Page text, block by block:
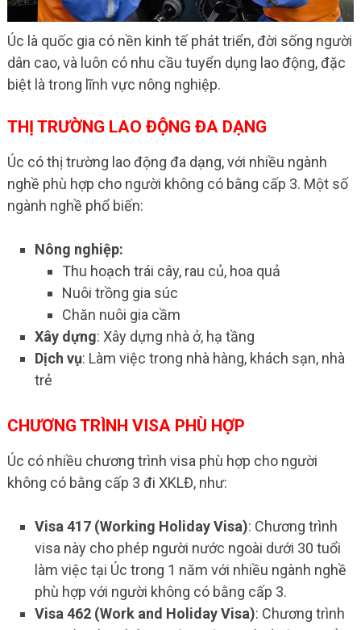
Úc là quốc gia có nền kinh tế phát triển, đời sống người
dân cao, và luôn có nhu cầu tuyển dụng lao động, đặc
biệt là trong lĩnh vực nông nghiệp.
THỊ TRƯỜNG LAO ĐỘNG ĐA DẠNG
Úc có thị trường lao động đa dạng, với nhiều ngành
nghề phù hợp cho người không có bằng cấp 3. Một số
ngành nghề phổ biến:
Nông nghiệp:
Thu hoạch trái cây, rau củ, hoa quả
Nuôi trồng gia súc
Chăn nuôi gia cầm
Xây dựng: Xây dựng nhà ở, hạ tầng
Dịch vụ: Làm việc trong nhà hàng, khách sạn, nhà
trẻ
CHƯƠNG TRÌNH VISA PHÙ HỢP
Úc có nhiều chương trình visa phù hợp cho người
không có bằng cấp 3 đi XKLĐ, như:
Visa 417 (Working Holiday Visa): Chương trình
visa này cho phép người nước ngoài dưới 30 tuổi
làm việc tại Úc trong 1 năm với nhiều ngành nghề
phù hợp với người không có bằng cấp 3.
Visa 462 (Work and Holiday Visa): Chương trình